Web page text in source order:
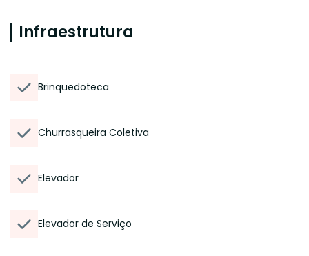
Infraestrutura
Brinquedoteca
Churrasqueira Coletiva
Elevador
Elevador de Serviço